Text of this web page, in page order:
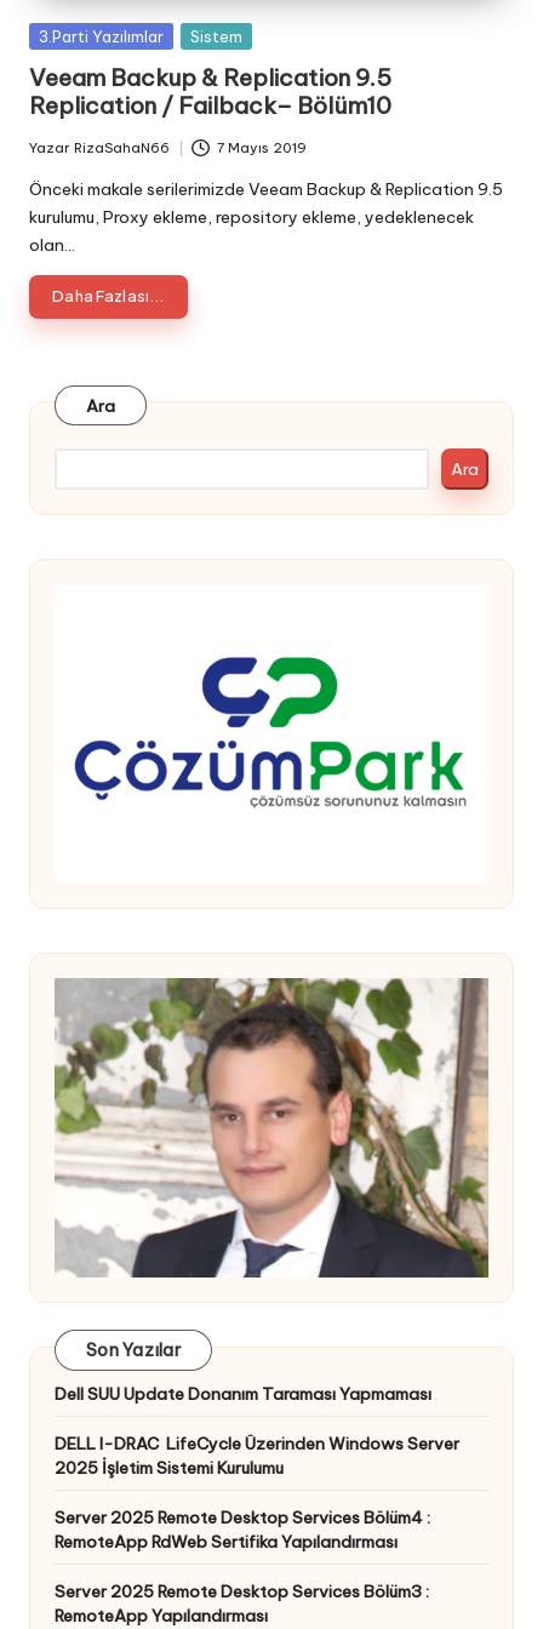
Posted
3.Parti Yazılımlar Sistem
Veeam Backup & Replication 9.5
Replication / Failback– Bölüm10
by
Yazar RizaSahaN66 7 Mayıs 2019
Önceki makale serilerimizde Veeam Backup & Replication 9.5
kurulumu, Proxy ekleme, repository ekleme, yedeklenecek
olan…
Daha Fazlası...
Ara
Ara
Son Yazılar
Dell SUU Update Donanım Taraması Yapmaması
DELL I-DRAC LifeCycle Üzerinden Windows Server
2025 İşletim Sistemi Kurulumu
Server 2025 Remote Desktop Services Bölüm4 :
RemoteApp RdWeb Sertifika Yapılandırması
Server 2025 Remote Desktop Services Bölüm3 :
RemoteApp Yapılandırması